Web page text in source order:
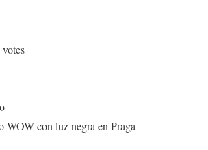
votes
WOW con luz negra en Praga